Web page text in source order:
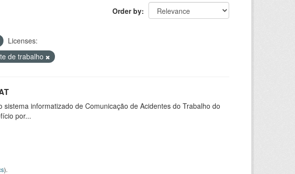
Order by
Licenses:
de trabalho
informatizado de Comunicação de Acidentes do Trabalho do
por...
).